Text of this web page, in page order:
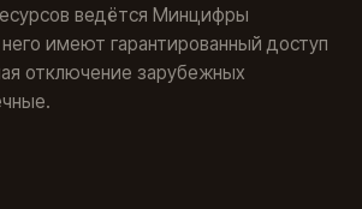
ведётся Минцифры
имеют гарантированный доступ
отключение зарубежных